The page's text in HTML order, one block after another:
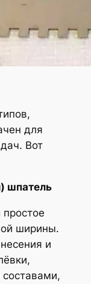
для
Вот
шпатель
ширины.
и